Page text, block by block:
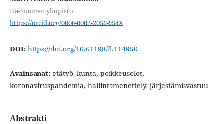
Itä-Suomen yliopisto
https://orcid.org/0000-0002-2056-954X
DOI: https://doi.org/10.61198/fl.114950
Avainsanat: etätyö, kunta, poikkeusolot,
koronaviruspandemia, hallintomenettely, järjestämisvastuu
Abstrakti